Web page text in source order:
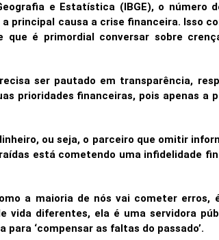
e Estatística (IBGE), o número
principal causa a crise financeira. Isso
é primordial conversar sobre
ser pautado em transparência,
prioridades financeiras, pois apenas a
ou seja, o parceiro que omitir
está cometendo uma infidelidade
a maioria de nós vai cometer erros,
diferentes, ela é uma servidora
para ‘compensar as faltas do passado’.